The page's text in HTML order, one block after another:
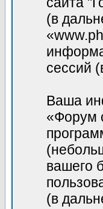
(в
сессий
Ваша
«Форум
вашего
(в